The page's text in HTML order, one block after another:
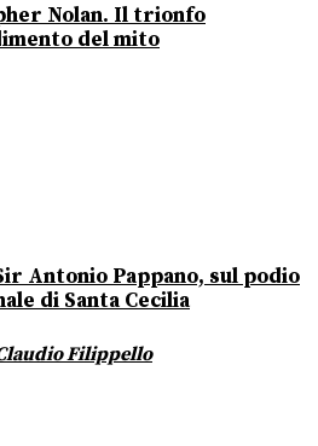
Nolan. Il trionfo
del mito
Antonio Pappano, sul podio
di Santa Cecilia
Filippello